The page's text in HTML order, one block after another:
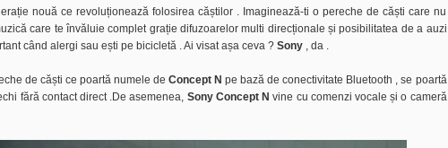
nouă ce revoluționează folosirea căștilor . Imaginează-ti o pereche de căști care nu
care te învăluie complet grație difuzoarelor multi direcționale și posibilitatea de a auzi
când alergi sau ești pe bicicletă . Ai visat așa ceva ? Sony , da .
de căști ce poartă numele de Concept N pe bază de conectivitate Bluetooth , se poartă
fără contact direct .De asemenea, Sony Concept Nvine cu comenzi vocale și o cameră